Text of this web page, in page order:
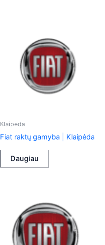
Klaipėda
Fiat raktų gamyba | Klaipėda
Daugiau